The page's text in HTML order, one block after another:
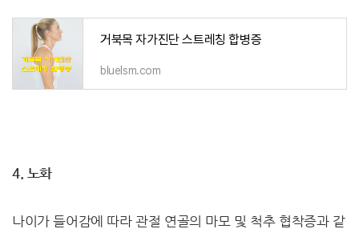
거북목 자가진단 스트레칭 합병증
bluelsm.com
4. 노화
나이가 들어감에 따라 관절 연골의 마모 및 척추 협착증과 같